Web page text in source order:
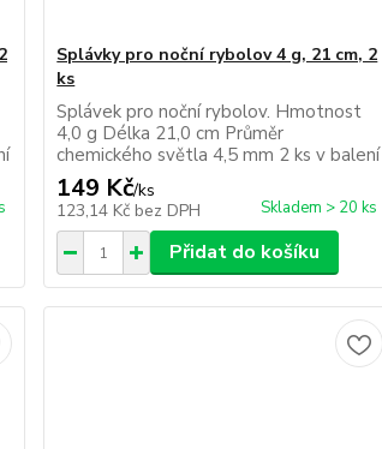
Splávky pro noční rybolov 4 g, 21 cm, 2
ks
Splávek pro noční rybolov. Hmotnost
4,0 g Délka 21,0 cm Průměr
chemického světla 4,5 mm 2 ks v balení
149 Kč/ks
123,14 Kč bez DPH Skladem > 20 ks
Přidat do košíku